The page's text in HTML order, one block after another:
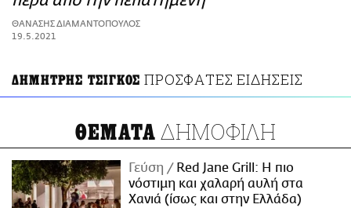
ΑΜΠΑ
PRINT
ΘΑΝΑΣΗΣ ΔΙΑΜΑΝΤΟΠΟΥΛΟΣ
19.5.2021
ΔΗΜΗΤΡΗΣ ΤΣΙΓΚΟΣ ΠΡΟΣΦΑΤΕΣ ΕΙΔΗΣΕΙΣ
ΘΕΜΑΤΑ ΔΗΜΟΦΙΛΗ
Γεύση
Red Jane Grill: Η πιο
νόστιμη και χαλαρή αυλή στα
Χανιά (ίσως και στην Ελλάδα)